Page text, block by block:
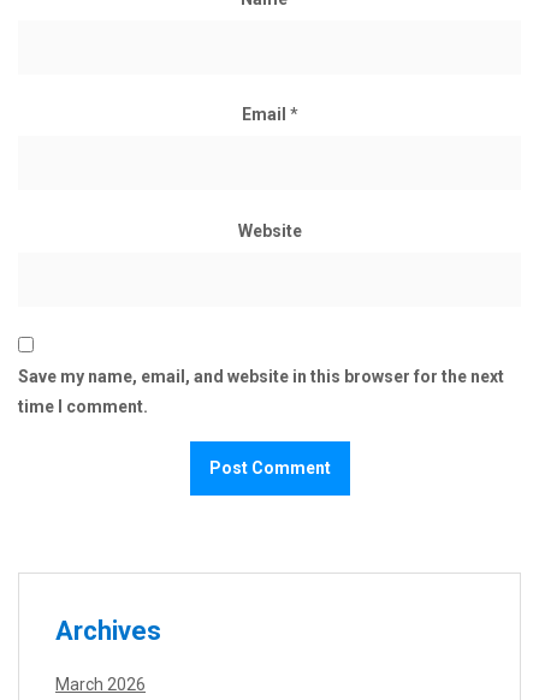
Email *
Website
Save my name, email, and website in this browser for the next
time I comment.
Archives
March 2026